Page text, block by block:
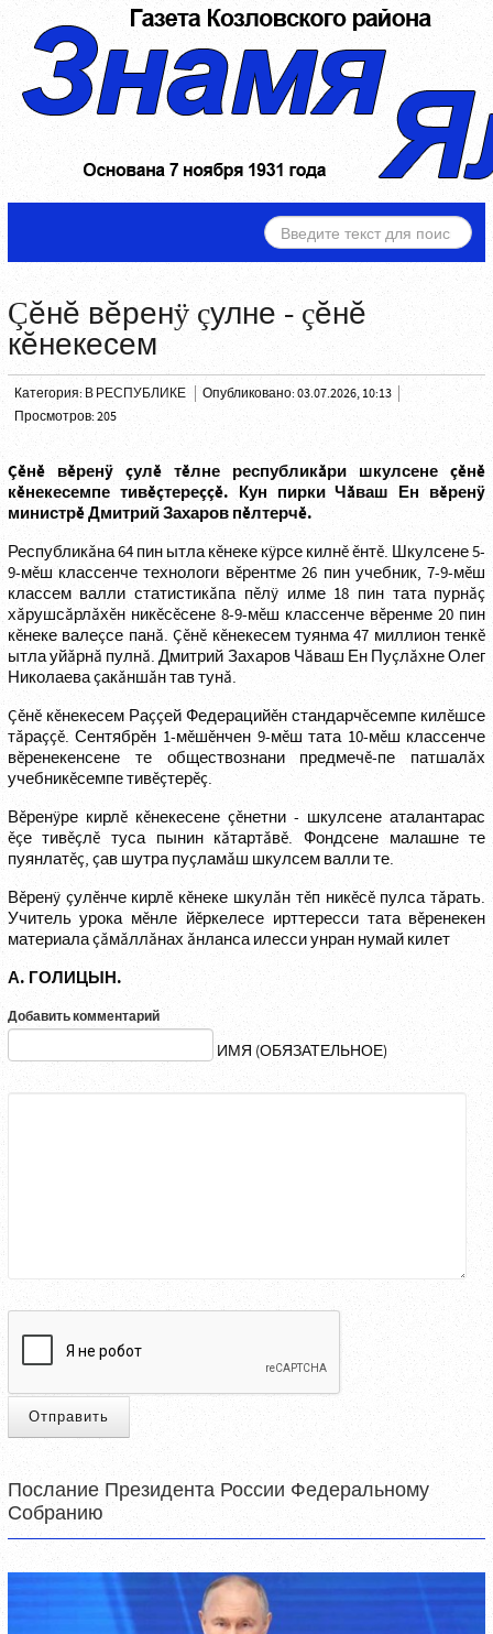
ИСКАТЬ...
Çĕнĕ вĕренÿ çулне - çĕнĕ
кĕнекесем
Категория: В РЕСПУБЛИКЕ
Опубликовано: 03.07.2026, 10:13
Просмотров: 205
Çĕнĕ вĕренÿ çулĕ тĕлне республикăри шкулсене çĕнĕ
кĕнекесемпе тивĕçтереççĕ. Кун пирки Чăваш Ен вĕренÿ
министрĕ Дмитрий Захаров пĕлтерчĕ.
Республикăна 64 пин ытла кĕнеке кÿрсе килнĕ ĕнтĕ. Шкулсене 5-
9-мĕш классенче технологи вĕрентме 26 пин учебник, 7-9-мĕш
классем валли статистикăпа пĕлÿ илме 18 пин тата пурнăç
хăрушсăрлăхĕн никĕсĕсене 8-9-мĕш классенче вĕренме 20 пин
кĕнеке валеçсе панă. Çĕнĕ кĕнекесем туянма 47 миллион тенкĕ
ытла уйăрнă пулнă. Дмитрий Захаров Чăваш Ен Пуçлăхне Олег
Николаева çакăншăн тав тунă.
Çĕнĕ кĕнекесем Раççей Федерацийĕн стандарчĕсемпе килĕшсе
тăраççĕ. Сентябрĕн 1-мĕшĕнчен 9-мĕш тата 10-мĕш классенче
вĕренекенсене те обществознани предмечĕ-пе патшалăх
учебникĕсемпе тивĕçтерĕç.
Вĕренÿре кирлĕ кĕнекесене çĕнетни - шкулсене аталантарас
ĕçе тивĕçлĕ туса пынин кăтартăвĕ. Фондсене малашне те
пуянлатĕç, çав шутра пуçламăш шкулсем валли те.
Вĕренÿ çулĕнче кирлĕ кĕнеке шкулăн тĕп никĕсĕ пулса тăрать.
Учитель урока мĕнле йĕркелесе ирттересси тата вĕренекен
материала çăмăллăнах ăнланса илесси унран нумай килет
А. ГОЛИЦЫН.
Добавить комментарий
ИМЯ (ОБЯЗАТЕЛЬНОЕ)
Отправить
Послание Президента России Федеральному
Собранию